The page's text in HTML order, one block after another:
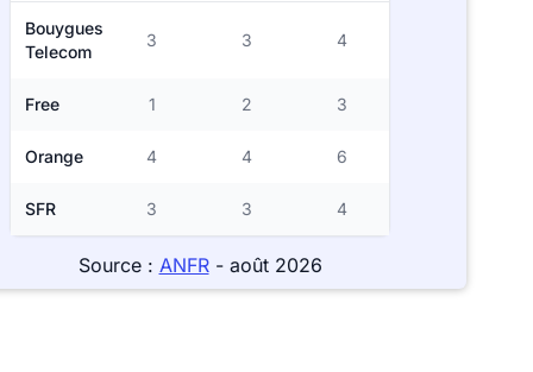
Bouygues
Telecom
3 3 4
Free 1 2 3
Orange 4 4 6
SFR 3 3 4
Source : ANFR- août 2026